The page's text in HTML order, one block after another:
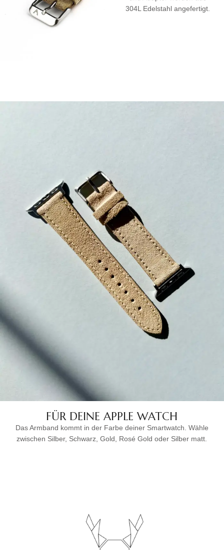
304L Edelstahl angefertigt.
FÜR DEINE APPLE WATCH
Das Armband kommt in der Farbe deiner Smartwatch. Wähle
zwischen Silber, Schwarz, Gold, Rosé Gold oder Silber matt.